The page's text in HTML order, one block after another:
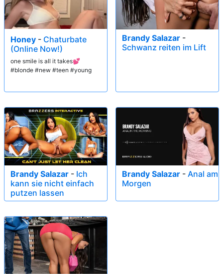
Honey - Chaturbate
(Online Now!)
one smile is all it takes💕
#blonde #new #teen #young
Brandy Salazar -
Schwanz reiten im Lift
Brandy Salazar - Ich
kann sie nicht einfach
putzen lassen
Brandy Salazar - Anal am
Morgen